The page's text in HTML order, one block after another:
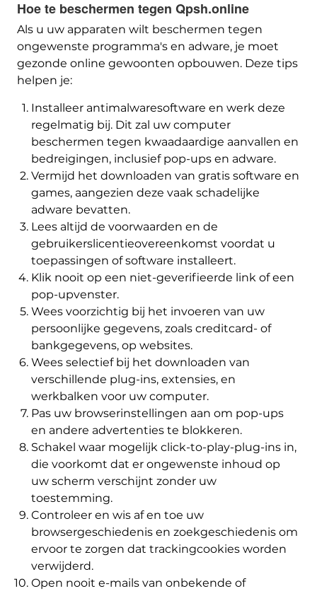
Hoe te beschermen tegen Qpsh.online
Als u uw apparaten wilt beschermen tegen
ongewenste programma's en adware, je moet
gezonde online gewoonten opbouwen. Deze tips
helpen je:
Installeer antimalwaresoftware en werk deze
regelmatig bij. Dit zal uw computer
beschermen tegen kwaadaardige aanvallen en
bedreigingen, inclusief pop-ups en adware.
Vermijd het downloaden van gratis software en
games, aangezien deze vaak schadelijke
adware bevatten.
Lees altijd de voorwaarden en de
gebruikerslicentieovereenkomst voordat u
toepassingen of software installeert.
Klik nooit op een niet-geverifieerde link of een
pop-upvenster.
Wees voorzichtig bij het invoeren van uw
persoonlijke gegevens, zoals creditcard- of
bankgegevens, op websites.
Wees selectief bij het downloaden van
verschillende plug-ins, extensies, en
werkbalken voor uw computer.
Pas uw browserinstellingen aan om pop-ups
en andere advertenties te blokkeren.
Schakel waar mogelijk click-to-play-plug-ins in,
die voorkomt dat er ongewenste inhoud op
uw scherm verschijnt zonder uw
toestemming.
Controleer en wis af en toe uw
browsergeschiedenis en zoekgeschiedenis om
ervoor te zorgen dat trackingcookies worden
verwijderd.
Open nooit e-mails van onbekende of